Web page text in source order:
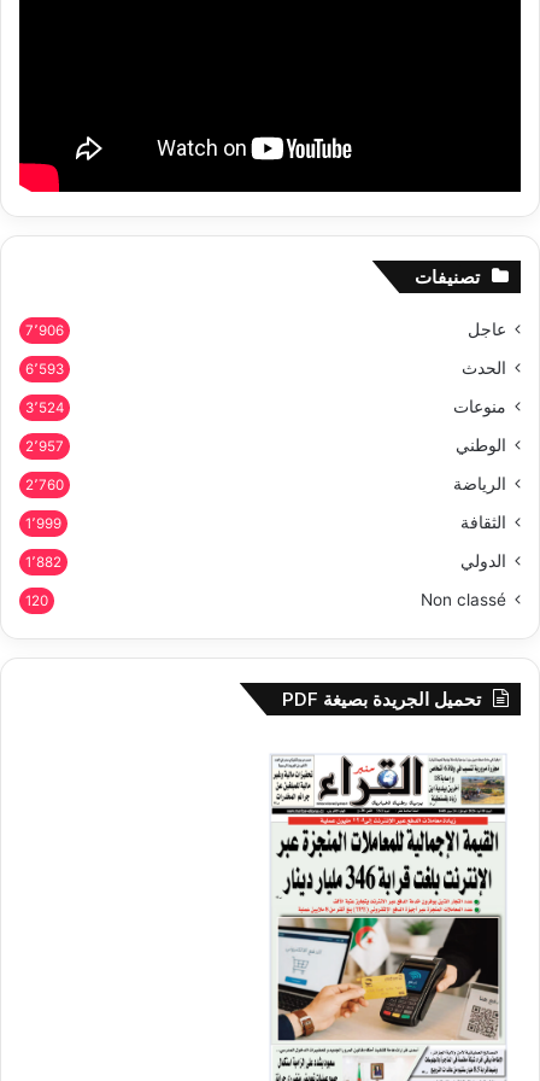
تصنيفات
عاجل 7٬906
الحدث 6٬593
منوعات 3٬524
الوطني 2٬957
الرياضة 2٬760
الثقافة 1٬999
الدولي 1٬882
Non classé
120
تحميل الجريدة بصيغة PDF